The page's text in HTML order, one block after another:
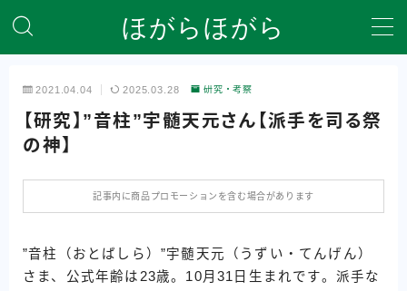
ほがらほがら
ホーム
自己紹介＆サイト説明
2021.04.04 2025.03.28 研究・考察
【研究】”音柱”宇髄天元さん【派手を司る祭
の神】
記事内に商品プロモーションを含む場合があります
”音柱（おとばしら）”宇髄天元（うずい・てんげん）
さま、公式年齢は23歳。10月31日生まれです。派手な